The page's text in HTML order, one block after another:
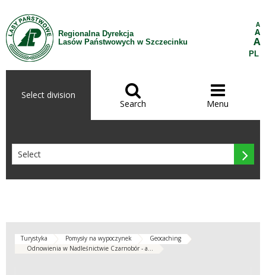
Skip to Content
Regionalna Dyrekcja
Lasów Państwowych w Szczecinku
A
A
A
PL
Select division 
Search

Menu

Turystyka Pomysły na wypoczynek
Geocaching
Odnowienia w Nadleśnictwie Czarnobór - a...